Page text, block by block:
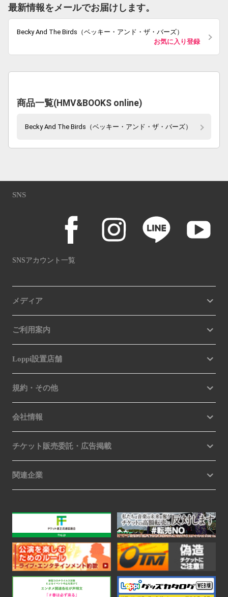
最新情報をメールでお届けします。
Becky And The Birds（ベッキー・アンド・ザ・バーズ）
お気に入り登録
商品一覧(HMV&BOOKS online)
Becky And The Birds（ベッキー・アンド・ザ・バーズ）
SNS
SNSアカウント一覧
メディア
ご利用案内
Loppi設置店舗
規約・その他
会社情報
チケット販売委託・広告掲載
関連企業